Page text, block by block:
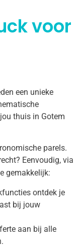
voor
een unieke
thuis in Gotem
parels.
Eenvoudig, via
gemakkelijk:
ontdek je
bij jouw
aan bij alle